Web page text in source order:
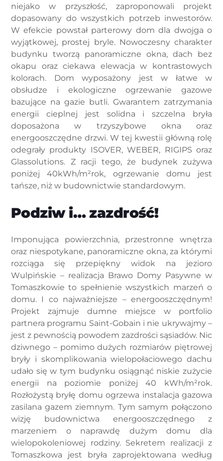
niejako w przyszłość, zaproponowali projekt
dopasowany do wszystkich potrzeb inwestorów.
W efekcie powstał parterowy dom dla dwojga o
wyjątkowej, prostej bryle. Nowoczesny charakter
budynku tworzą panoramiczne okna, dach bez
okapu oraz ciekawa elewacja w kontrastowych
kolorach. Dom wyposażony jest w łatwe w
obsłudze i ekologiczne ogrzewanie gazowe
bazujące na gazie butli. Gwarantem zatrzymania
energii cieplnej jest solidna i szczelna bryła
doposażona w trzyszybowe okna oraz
energooszczędne drzwi. W tej kwestii główną rolę
odegrały produkty ISOVER, WEBER, RIGIPS oraz
Glassolutions. Z racji tego, że budynek zużywa
poniżej 40kWh/m²rok, ogrzewanie domu jest
tańsze, niż w budownictwie standardowym.
Podziw i… zazdrość!
Imponująca powierzchnia, przestronne wnętrza
oraz niespotykane, panoramiczne okna, za którymi
rozciąga się przepiękny widok na jezioro
Wulpińskie – realizacja Brawo Domy Pasywne w
Tomaszkowie to spełnienie wszystkich marzeń o
domu. I co najważniejsze – energooszczędnym!
Projekt zajmuje dumne miejsce w portfolio
partnera programu Saint-Gobain i nie ukrywajmy –
jest z pewnością powodem zazdrości sąsiadów. Nic
dziwnego – pomimo dużych rozmiarów piętrowej
bryły i skomplikowania wielopołaciowego dachu
udało się w tym budynku osiągnąć niskie zużycie
energii na poziomie poniżej 40 kWh/m²rok.
Rozłożystą bryłę domu ogrzewa instalacja gazowa
zasilana gazem ziemnym. Tym samym połączono
wizję budownictwa energooszczędnego z
marzeniem o naprawdę dużym domu dla
wielopokoleniowej rodziny. Sekretem realizacji z
Tomaszkowa jest bryła zaprojektowana według